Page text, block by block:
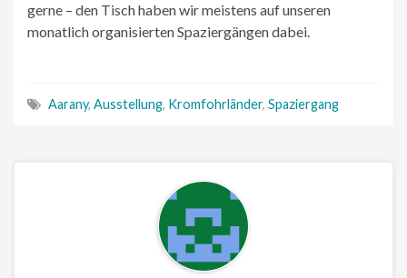
gerne – den Tisch haben wir meistens auf unseren
monatlich organisierten Spaziergängen dabei.
Aarany, Ausstellung, Kromfohrländer, Spaziergang